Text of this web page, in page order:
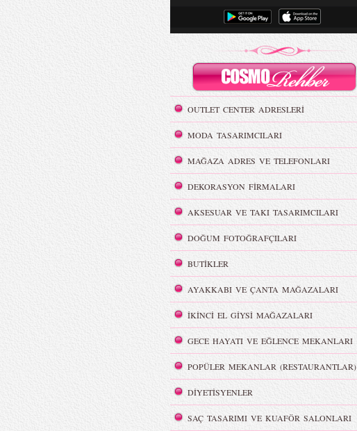
OUTLET CENTER ADRESLERİ
MODA TASARIMCILARI
MAĞAZA ADRES VE TELEFONLARI
DEKORASYON FİRMALARI
AKSESUAR VE TAKI TASARIMCILARI
DOĞUM FOTOĞRAFÇILARI
BUTİKLER
AYAKKABI VE ÇANTA MAĞAZALARI
İKİNCİ EL GİYSİ MAĞAZALARI
GECE HAYATI VE EĞLENCE MEKANLARI
POPÜLER MEKANLAR (RESTAURANTLAR)
DİYETİSYENLER
SAÇ TASARIMI VE KUAFÖR SALONLARI